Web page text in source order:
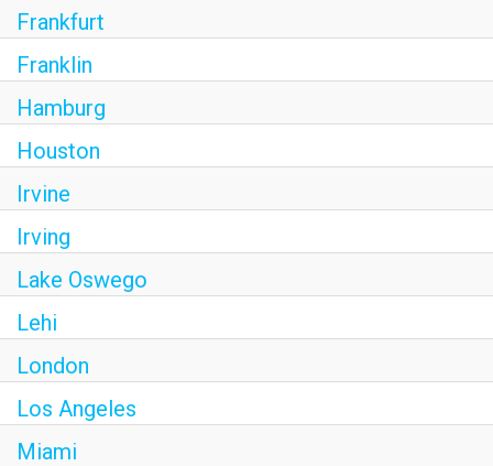
Frankfurt
Franklin
Hamburg
Houston
Irvine
Irving
Lake Oswego
Lehi
London
Los Angeles
Miami